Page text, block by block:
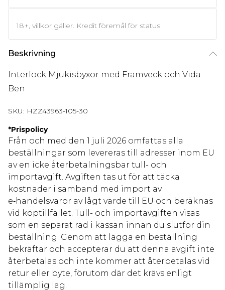
18+, villkor gäller. Kredit föremål för status
Beskrivning
Interlock Mjukisbyxor med Framveck och Vida
Ben
SKU: HZZ43963-105-30
*Prispolicy
Från och med den 1 juli 2026 omfattas alla
beställningar som levereras till adresser inom EU
av en icke återbetalningsbar tull- och
importavgift. Avgiften tas ut för att täcka
kostnader i samband med import av
e‑handelsvaror av lågt värde till EU och beräknas
vid köptillfället. Tull- och importavgiften visas
som en separat rad i kassan innan du slutför din
beställning. Genom att lägga en beställning
bekräftar och accepterar du att denna avgift inte
återbetalas och inte kommer att återbetalas vid
retur eller byte, förutom där det krävs enligt
tillämplig lag.